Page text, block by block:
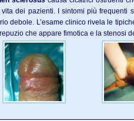
dei pazienti. I sintomi più frequenti
debole. L’esame clinico rivela le
che appare fimotica e la stenosi